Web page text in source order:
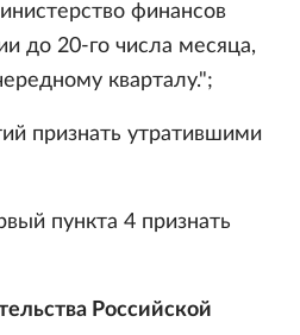
финансов
до 20-го числа месяца,
кварталу.";
признать утратившими
пункта 4 признать
Российской